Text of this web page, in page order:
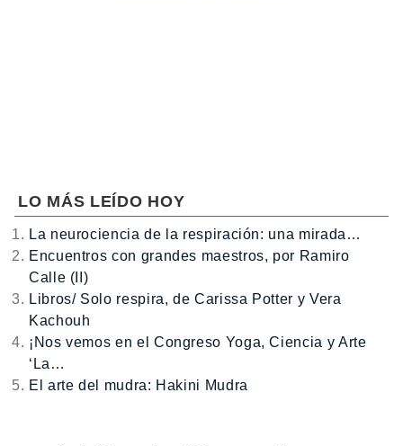
LO MÁS LEÍDO HOY
La neurociencia de la respiración: una mirada…
Encuentros con grandes maestros, por Ramiro
Calle (II)
Libros/ Solo respira, de Carissa Potter y Vera
Kachouh
¡Nos vemos en el Congreso Yoga, Ciencia y Arte
‘La…
El arte del mudra: Hakini Mudra